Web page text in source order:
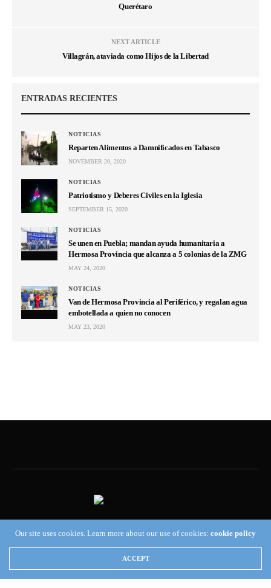
Querétaro
NEXT ARTICLE
Villagrán, ataviada como Hijos de la Libertad
ENTRADAS RECIENTES
NOTICIAS
Reparten Alimentos a Damnificados en Tabasco
NOVEMBER 20, 2020
NOTICIAS
Patriotismo y Deberes Civiles en la Iglesia
SEPTEMBER 15, 2020
NOTICIAS
Se unen en Puebla; mandan ayuda humanitaria a
Hermosa Provincia que alcanza a 5 colonias de la ZMG
MAY 24, 2020
NOTICIAS
Van de Hermosa Provincia al Periférico, y regalan agua
embotellada a quien no conocen
MAY 23, 2020
INICIO
INICIO – BEREA INTERNACIONAL | CAFETERIA, TAQUERIA Y LIBERIA
INICIO – NOTICIAS
Our site uses cookies. Learn more about our use of cookies: cookie policy
ACCEPT